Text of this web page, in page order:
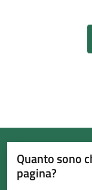
Quanto sono
pagina?